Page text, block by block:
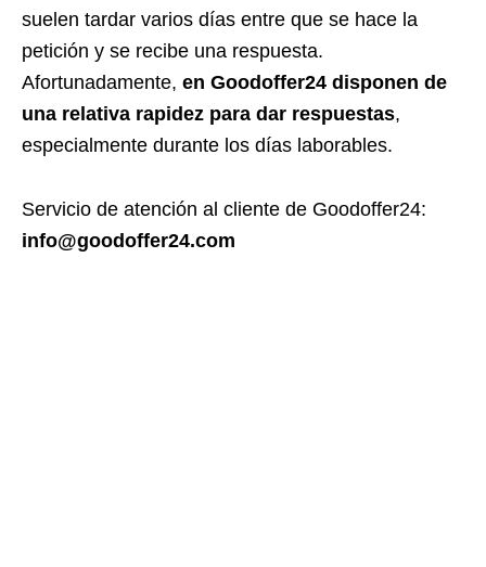
suelen tardar varios días entre que se hace la
petición y se recibe una respuesta.
Afortunadamente, en Goodoffer24 disponen de
una relativa rapidez para dar respuestas,
especialmente durante los días laborables.
Servicio de atención al cliente de Goodoffer24:
info@goodoffer24.com